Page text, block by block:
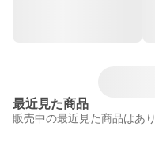
最近見た商品
販売中の最近見た商品はあり